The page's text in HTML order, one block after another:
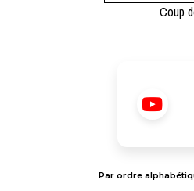
Coup
Par ordre